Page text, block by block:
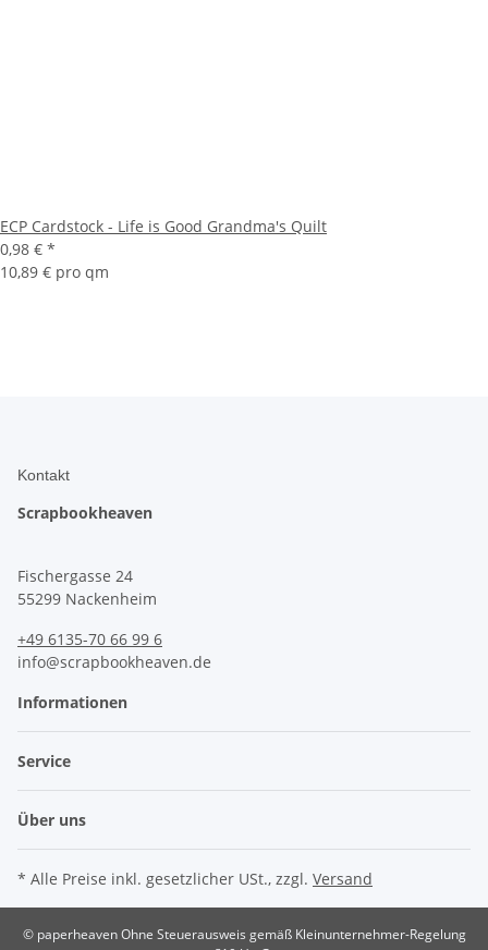
ECP Cardstock - Life is Good Grandma's Quilt
0,98 € *
10,89 € pro qm
Kontakt
Scrapbookheaven
Fischergasse 24
55299 Nackenheim
+49 6135-70 66 99 6
info@scrapbookheaven.de
Informationen
Service
Über uns
* Alle Preise inkl. gesetzlicher USt., zzgl. Versand
© paperheaven Ohne Steuerausweis gemäß Kleinunternehmer-Regelung